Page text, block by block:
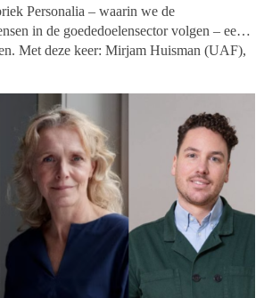
Personalia – waarin we de
in de goededoelensector volgen – een
Met deze keer: Mirjam Huisman (UAF),